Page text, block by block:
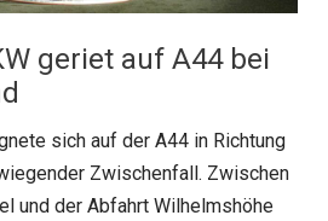
geriet auf A44 bei
sich auf der A44 in Richtung
Zwischenfall. Zwischen
und der Abfahrt Wilhelmshöhe